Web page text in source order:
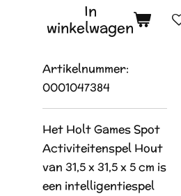
In
winkelwagen
Artikelnummer:
0001047384
Het Holt Games Spot
Activiteitenspel Hout
van 31,5 x 31,5 x 5 cm is
een intelligentiespel